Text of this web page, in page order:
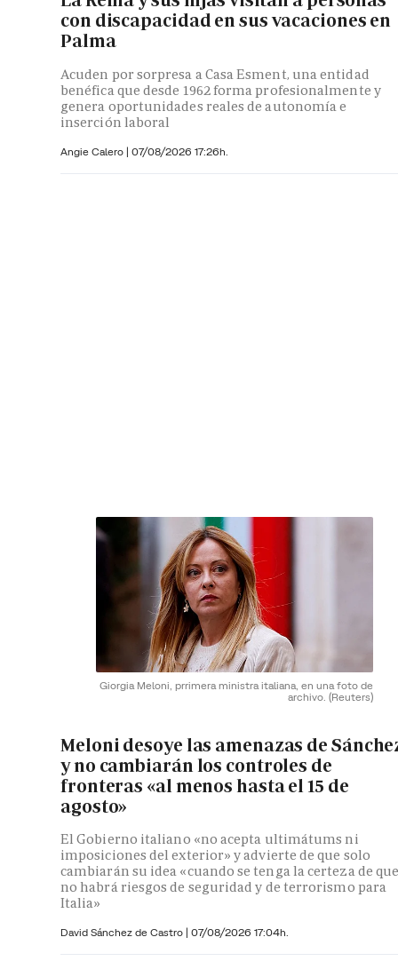
con discapacidad en sus vacaciones en
Palma
Acuden por sorpresa a Casa Esment, una entidad
benéfica que desde 1962 forma profesionalmente y
genera oportunidades reales de autonomía e
inserción laboral
Angie Calero | 07/08/2026 17:26h.
Giorgia Meloni, prrimera ministra italiana, en una foto de
archivo. (Reuters)
Meloni desoye las amenazas de
y no cambiarán los controles de
fronteras «al menos hasta el 15 de
agosto»
El Gobierno italiano «no acepta ultimátums ni
imposiciones del exterior» y advierte de que solo
cambiarán su idea «cuando se tenga la certeza de
no habrá riesgos de seguridad y de terrorismo para
Italia»
David Sánchez de Castro | 07/08/2026 17:04h.